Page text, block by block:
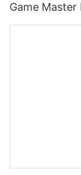
Game Master